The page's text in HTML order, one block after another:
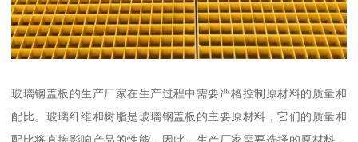
玻璃钢盖板的生产厂家在生产过程中需要严格控制原材料的质量和
配比。玻璃纤维和树脂是玻璃钢盖板的主要原材料，它们的质量和